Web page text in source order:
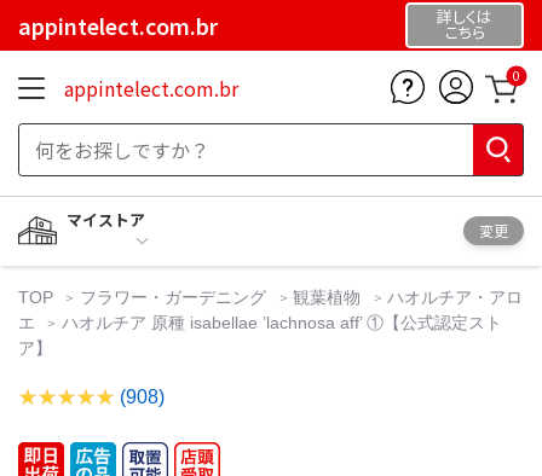
appintelect.com.br 詳しくは
こちら
appintelect.com.br 0
マイストア
変更
TOP フラワー・ガーデニング 観葉植物
ハオルチア・アロ
エ
ハオルチア 原種 isabellae ’lachnosa aff’ ①【公式認定スト
ア】
(908)